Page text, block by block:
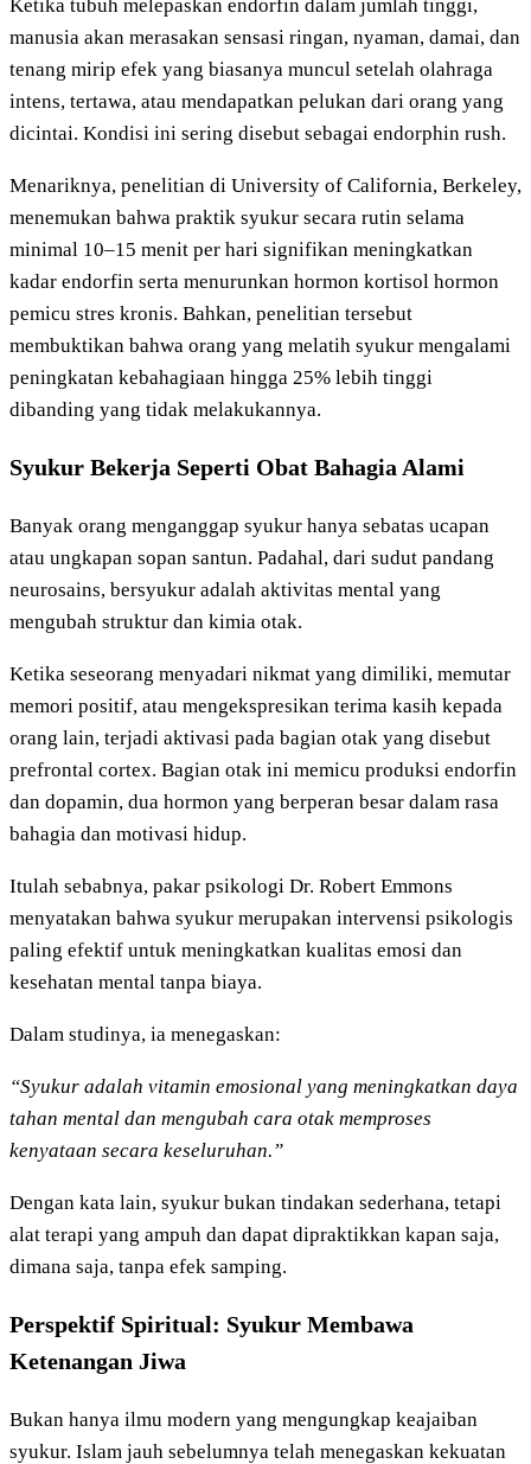
Ketika tubuh melepaskan endorfin dalam jumlah tinggi,
manusia akan merasakan sensasi ringan, nyaman, damai, dan
tenang mirip efek yang biasanya muncul setelah olahraga
intens, tertawa, atau mendapatkan pelukan dari orang yang
dicintai. Kondisi ini sering disebut sebagai endorphin rush.
Menariknya, penelitian di University of California, Berkeley,
menemukan bahwa praktik syukur secara rutin selama
minimal 10–15 menit per hari signifikan meningkatkan
kadar endorfin serta menurunkan hormon kortisol hormon
pemicu stres kronis. Bahkan, penelitian tersebut
membuktikan bahwa orang yang melatih syukur mengalami
peningkatan kebahagiaan hingga 25% lebih tinggi
dibanding yang tidak melakukannya.
Syukur Bekerja Seperti Obat Bahagia Alami
Banyak orang menganggap syukur hanya sebatas ucapan
atau ungkapan sopan santun. Padahal, dari sudut pandang
neurosains, bersyukur adalah aktivitas mental yang
mengubah struktur dan kimia otak.
Ketika seseorang menyadari nikmat yang dimiliki, memutar
memori positif, atau mengekspresikan terima kasih kepada
orang lain, terjadi aktivasi pada bagian otak yang disebut
prefrontal cortex. Bagian otak ini memicu produksi endorfin
dan dopamin, dua hormon yang berperan besar dalam rasa
bahagia dan motivasi hidup.
Itulah sebabnya, pakar psikologi Dr. Robert Emmons
menyatakan bahwa syukur merupakan intervensi psikologis
paling efektif untuk meningkatkan kualitas emosi dan
kesehatan mental tanpa biaya.
Dalam studinya, ia menegaskan:
“Syukur adalah vitamin emosional yang meningkatkan daya
tahan mental dan mengubah cara otak memproses
kenyataan secara keseluruhan.”
Dengan kata lain, syukur bukan tindakan sederhana, tetapi
alat terapi yang ampuh dan dapat dipraktikkan kapan saja,
dimana saja, tanpa efek samping.
Perspektif Spiritual: Syukur Membawa
Ketenangan Jiwa
Bukan hanya ilmu modern yang mengungkap keajaiban
syukur. Islam jauh sebelumnya telah menegaskan kekuatan